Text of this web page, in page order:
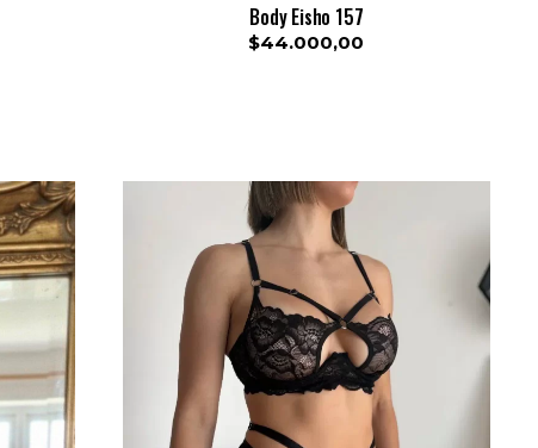
Body Eisho 157
$44.000,00